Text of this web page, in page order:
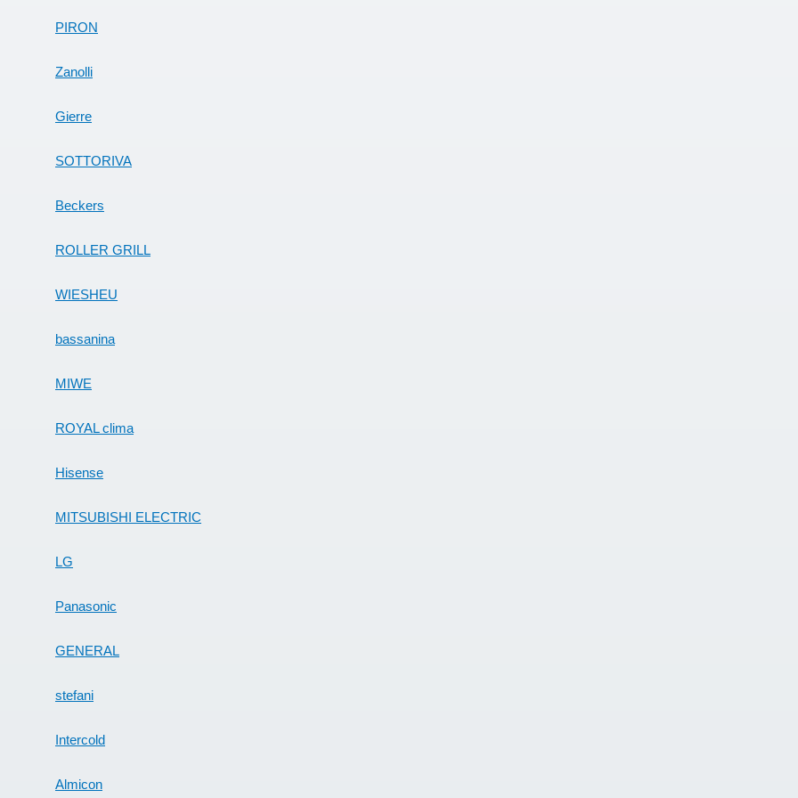
PIRON
Zanolli
Gierre
SOTTORIVA
Beckers
ROLLER GRILL
WIESHEU
bassanina
MIWE
ROYAL clima
Hisense
MITSUBISHI ELECTRIC
LG
Panasonic
GENERAL
stefani
Intercold
Almicon